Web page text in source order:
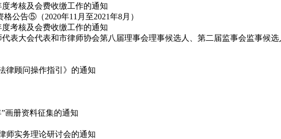
考核及会费收缴工作的通知
公告⑤（2020年11月至2021年8月）
考核及会费收缴工作的通知
表大会代表和市律师协会第八届理事会理事候选人、第二届监事会监事候
律顾问操作指引》的通知
画册资料征集的通知
师实务理论研讨会的通知